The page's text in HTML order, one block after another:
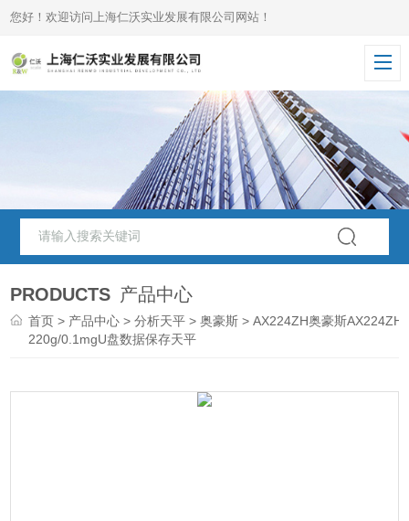
您好！欢迎访问上海仁沃实业发展有限公司网站！
PRODUCTS 产品中心
首页 > 产品中心 >分析天平 >奥豪斯 > AX224ZH奥豪斯AX224ZH-
220g/0.1mgU盘数据保存天平